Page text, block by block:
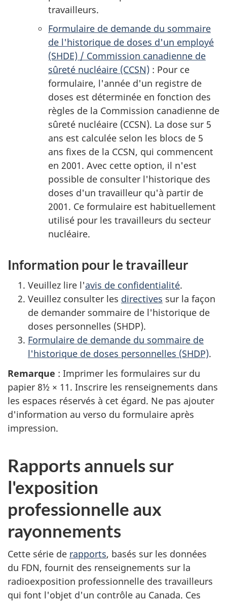
travailleurs.
Formulaire de demande du sommaire
de l'historique de doses d'un employé
(SHDE) / Commission canadienne de
sûreté nucléaire (CCSN) : Pour ce
formulaire, l'année d'un registre de
doses est déterminée en fonction des
règles de la Commission canadienne de
sûreté nucléaire (CCSN). La dose sur 5
ans est calculée selon les blocs de 5
ans fixes de la CCSN, qui commencent
en 2001. Avec cette option, il n'est
possible de consulter l'historique des
doses d'un travailleur qu'à partir de
2001. Ce formulaire est habituellement
utilisé pour les travailleurs du secteur
nucléaire.
Information pour le travailleur
Veuillez lire l'avis de confidentialité.
Veuillez consulter les directives sur la façon
de demander sommaire de l'historique de
doses personnelles (SHDP).
Formulaire de demande du sommaire de
l'historique de doses personnelles (SHDP).
Remarque : Imprimer les formulaires sur du
papier 8½ × 11. Inscrire les renseignements dans
les espaces réservés à cet égard. Ne pas ajouter
d'information au verso du formulaire après
impression.
Rapports annuels sur
l'exposition
professionnelle aux
rayonnements
Cette série de rapports, basés sur les données
du FDN, fournit des renseignements sur la
radioexposition professionnelle des travailleurs
qui font l'objet d'un contrôle au Canada. Ces